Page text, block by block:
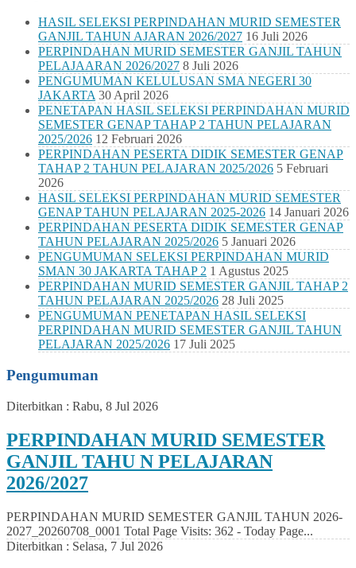
HASIL SELEKSI PERPINDAHAN MURID SEMESTER
GANJIL TAHUN AJARAN 2026/2027 16 Juli 2026
PERPINDAHAN MURID SEMESTER GANJIL TAHUN
PELAJAARAN 2026/2027 8 Juli 2026
PENGUMUMAN KELULUSAN SMA NEGERI 30
JAKARTA 30 April 2026
PENETAPAN HASIL SELEKSI PERPINDAHAN MURID
SEMESTER GENAP TAHAP 2 TAHUN PELAJARAN
2025/2026 12 Februari 2026
PERPINDAHAN PESERTA DIDIK SEMESTER GENAP
TAHAP 2 TAHUN PELAJARAN 2025/2026 5 Februari
2026
HASIL SELEKSI PERPINDAHAN MURID SEMESTER
GENAP TAHUN PELAJARAN 2025-2026 14 Januari 2026
PERPINDAHAN PESERTA DIDIK SEMESTER GENAP
TAHUN PELAJARAN 2025/2026 5 Januari 2026
PENGUMUMAN SELEKSI PERPINDAHAN MURID
SMAN 30 JAKARTA TAHAP 2 1 Agustus 2025
PERPINDAHAN MURID SEMESTER GANJIL TAHAP 2
TAHUN PELAJARAN 2025/2026 28 Juli 2025
PENGUMUMAN PENETAPAN HASIL SELEKSI
PERPINDAHAN MURID SEMESTER GANJIL TAHUN
PELAJARAN 2025/2026 17 Juli 2025
Pengumuman
Diterbitkan : Rabu, 8 Jul 2026
PERPINDAHAN MURID SEMESTER
GANJIL TAHU N PELAJARAN
2026/2027
PERPINDAHAN MURID SEMESTER GANJIL TAHUN 2026-
2027_20260708_0001 Total Page Visits: 362 - Today Page...
Diterbitkan : Selasa, 7 Jul 2026